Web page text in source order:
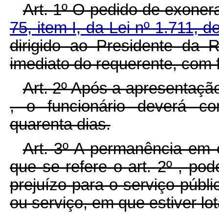
Art. 1º O pedido de
75, item I, da Lei nº 1.711,
dirigido ao Presidente da
imediato do requerente, com
Art. 2º Após a
, o funcionário deverá
quarenta dias.
Art. 3º A permanência
que se refere o art. 2º ,
prejuízo para o serviço
ou serviço, em que estiver